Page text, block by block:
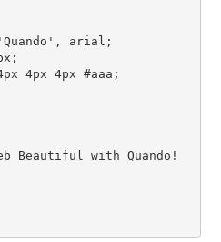
arial;
4px 4px #aaa;